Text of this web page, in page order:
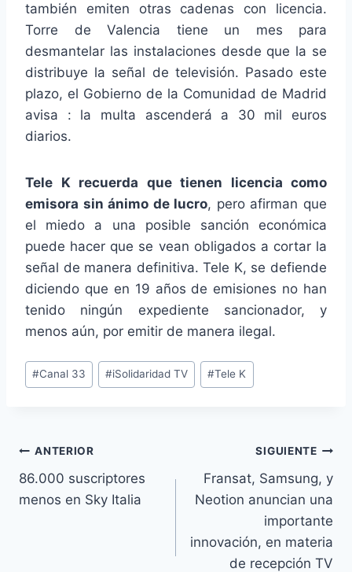
también emiten otras cadenas con licencia.
Torre de Valencia tiene un mes para
desmantelar las instalaciones desde que la se
distribuye la señal de televisión. Pasado este
plazo, el Gobierno de la Comunidad de Madrid
avisa : la multa ascenderá a 30 mil euros
diarios.
Tele K recuerda que tienen licencia como
emisora sin ánimo de lucro, pero afirman que
el miedo a una posible sanción económica
puede hacer que se vean obligados a cortar la
señal de manera definitiva. Tele K, se defiende
diciendo que en 19 años de emisiones no han
tenido ningún expediente sancionador, y
menos aún, por emitir de manera ilegal.
Etiquetas
de
#Canal 33 #iSolidaridad TV #Tele K
Navegación
de
ANTERIOR
86.000 suscriptores
menos en Sky Italia
SIGUIENTE
Fransat, Samsung, y
Neotion anuncian una
importante
innovación, en materia
de recepción TV